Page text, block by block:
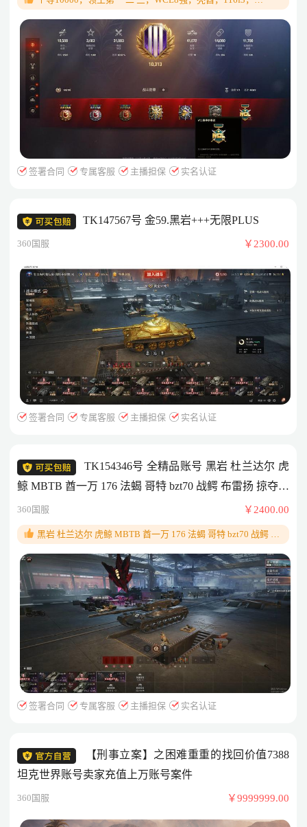
子1700，比赛号，63胜率，
bzt70，战鄂，绿云，907，哥特，足轻，格里芬，452k，
780，279，11级几乎全齐（有些没买），盒子1700，比赛
号，63胜率
签署合同 专属客服 主播担保 实名认证
TK147567号 金59.黑岩+++无限PLUS
360国服 ￥2300.00
签署合同 专属客服 主播担保 实名认证
TK154346号 全精品账号 黑岩 杜兰达尔 虎
鲸 MBTB 酋一万 176 法蝎 哥特 bzt70 战鳄 布雷扬 掠夺者
360国服 ￥2400.00
黑岩 杜兰达尔 虎鲸 MBTB 酋一万 176 法蝎 哥特 bzt70 战鳄 布
雷扬 掠夺者 033 石龟 E65 T56
签署合同 专属客服 主播担保 实名认证
【刑事立案】之困难重重的找回价值7388
坦克世界账号卖家充值上万账号案件
360国服 ￥9999999.00